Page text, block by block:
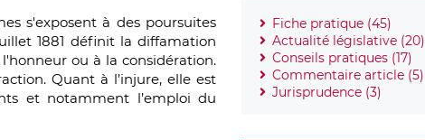
s'exposent à des poursuites
1881 définit la diffamation
ou à la considération.
Quant à l’injure, elle est
et notamment l’emploi du
Fiche pratique (45)
Actualité législative (20)
Conseils pratiques (17)
Commentaire article (5)
Jurisprudence (3)